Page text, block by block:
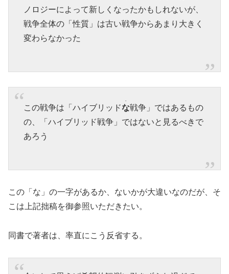
ノロジーによって新しくなったかもしれないが、
戦争全体の「性質」は古い戦争からあまり大きく
変わらなかった
この戦争は「ハイブリッドな
・
戦争」ではあるもの
の、「ハイブリッド戦争」ではないと見るべきで
あろう
この「な」の一字があるか、ないかが大違いなのだが、そ
こは上記拙稿を御参照いただきたい。
同書で著者は、率直にこう反省する。